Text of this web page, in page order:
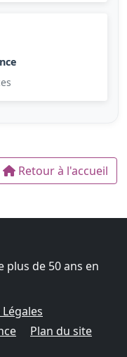
Retour à l'accueil
de 50 ans en
Plan du site